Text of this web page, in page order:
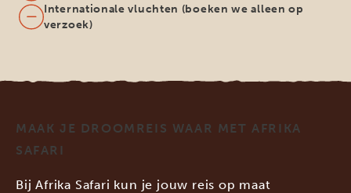
Internationale vluchten (boeken we alleen op
verzoek)
MAAK JE DROOMREIS WAAR MET AFRIKA
SAFARI
Bij Afrika Safari kun je jouw reis op maat